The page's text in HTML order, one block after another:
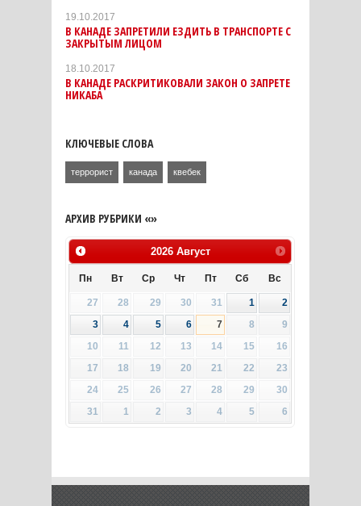
19.10.2017
В КАНАДЕ ЗАПРЕТИЛИ ЕЗДИТЬ В ТРАНСПОРТЕ С
ЗАКРЫТЫМ ЛИЦОМ
18.10.2017
В КАНАДЕ РАСКРИТИКОВАЛИ ЗАКОН О ЗАПРЕТЕ
НИКАБА
КЛЮЧЕВЫЕ СЛОВА
террорист канада квебек
АРХИВ РУБРИКИ «»
2026 Август
Пн Вт Ср Чт Пт Сб Вс
27 28 29 30 31 1
2
3
4 5 6 7 8
9
10
11 12 13 14 15
16
17
18 19 20 21 22
23
24
25 26 27 28 29
30
31
1 2 3 4 5 6